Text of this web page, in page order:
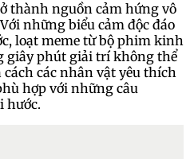
thành nguồn cảm hứng vô
những biểu cảm độc đáo
loạt meme từ bộ phim kinh
giây phút giải trí không thể
các nhân vật yêu thích
hợp với những câu
hước.